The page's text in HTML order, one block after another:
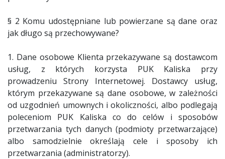
§ 2 Komu udostępniane lub powierzane są dane oraz
jak długo są przechowywane?
1. Dane osobowe Klienta przekazywane są dostawcom
usług, z których korzysta PUK Kaliska przy
prowadzeniu Strony Internetowej. Dostawcy usług,
którym przekazywane są dane osobowe, w zależności
od uzgodnień umownych i okoliczności, albo podlegają
poleceniom PUK Kaliska co do celów i sposobów
przetwarzania tych danych (podmioty przetwarzające)
albo samodzielnie określają cele i sposoby ich
przetwarzania (administratorzy).